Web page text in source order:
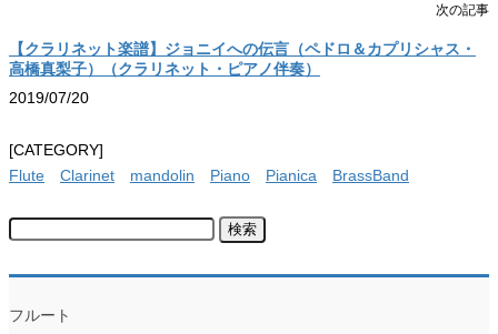
次の記事
【クラリネット楽譜】ジョニイへの伝言（ペドロ＆カプリシャス・
高橋真梨子）（クラリネット・ピアノ伴奏）
2019/07/20
[CATEGORY]
Flute
Clarinet mandolin Piano Pianica BrassBand
検
索:
フルート